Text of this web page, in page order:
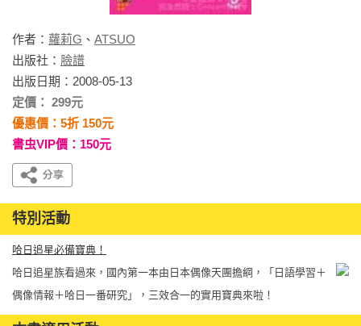
作者： 蘿莉G 、 ATSUO
出版社： 臉譜
出版日期：2008-05-13
定價： 299元
優惠價：5折 150元
書虫VIP價：150元
特別活動
哈日追星必備寶典！
哈日追星族看過來，國內第一本由日本偶像天團擔綱，「日語學習＋
偶像情報＋哈日一番研究」，三效合一的實用寶典來啦！